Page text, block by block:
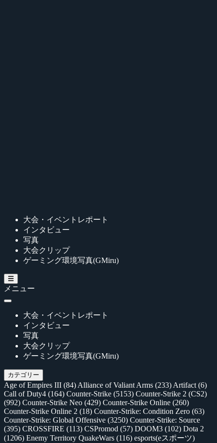
大会・イベントレポート
インタビュー
写真
大会クリップ
ゲーミング環境写真(GMiru)
メニュー
大会・イベントレポート
インタビュー
写真
大会クリップ
ゲーミング環境写真(GMiru)
カテゴリー
Age of Empires III (84) Alliance of Valiant Arms (233) Artifact (6)
Call of Duty4 (164) Counter-Strike (5153) Counter-Strike 2 (CS2)
(992) Counter-Strike Neo (429) Counter-Strike Online (260)
Counter-Strike Online 2 (18) Counter-Strike: Condition Zero (63)
Counter-Strike: Global Offensive (3250) Counter-Strike: Source
(395) CROSSFIRE (113) CSPromod (57) DOOM3 (102) Dota 2
(1206) Enemy Territory QuakeWars (116) esports(eスポーツ)